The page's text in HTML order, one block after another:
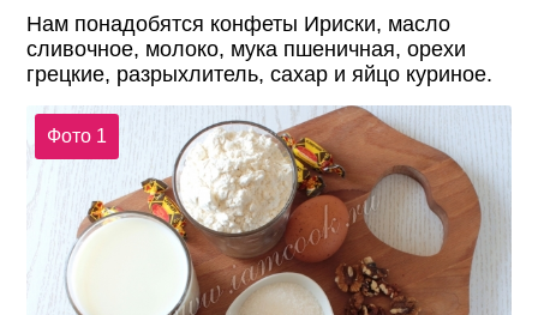
Нам понадобятся конфеты Ириски, масло
сливочное, молоко, мука пшеничная, орехи
грецкие, разрыхлитель, сахар и яйцо куриное.
Фото 1